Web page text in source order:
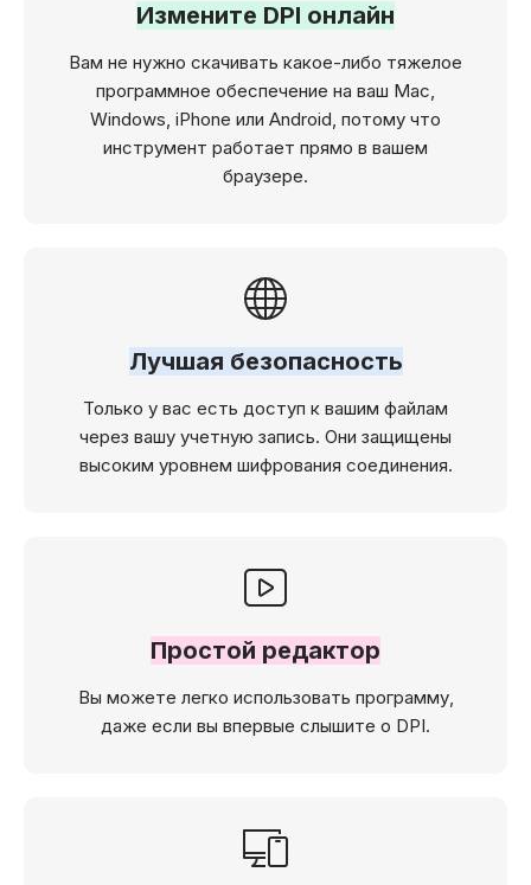
Измените DPI онлайн
Вам не нужно скачивать какое-либо тяжелое
программное обеспечение на ваш Mac,
Windows, iPhone или Android, потому что
инструмент работает прямо в вашем
браузере.
Лучшая безопасность
Только у вас есть доступ к вашим файлам
через вашу учетную запись. Они защищены
высоким уровнем шифрования соединения.
Простой редактор
Вы можете легко использовать программу,
даже если вы впервые слышите о DPI.